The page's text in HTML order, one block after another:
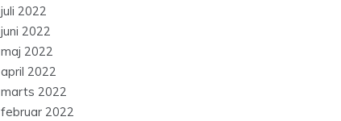
juli 2022
juni 2022
maj 2022
april 2022
marts 2022
februar 2022